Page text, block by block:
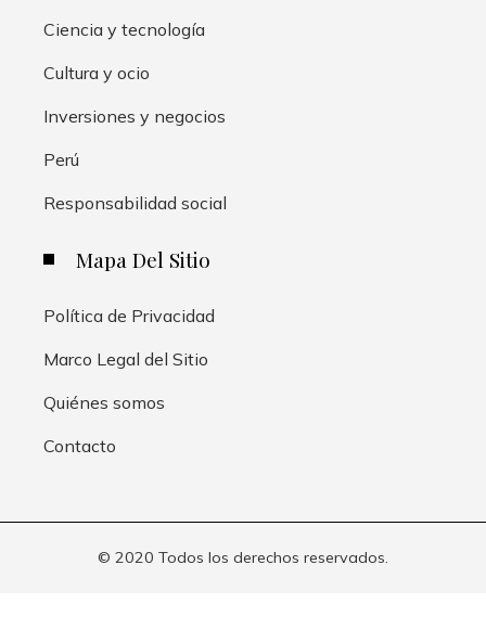
Ciencia y tecnología
Cultura y ocio
Inversiones y negocios
Perú
Responsabilidad social
Mapa Del Sitio
Política de Privacidad
Marco Legal del Sitio
Quiénes somos
Contacto
© 2020 Todos los derechos reservados.